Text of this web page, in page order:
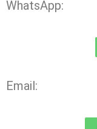
WhatsApp:
Email: